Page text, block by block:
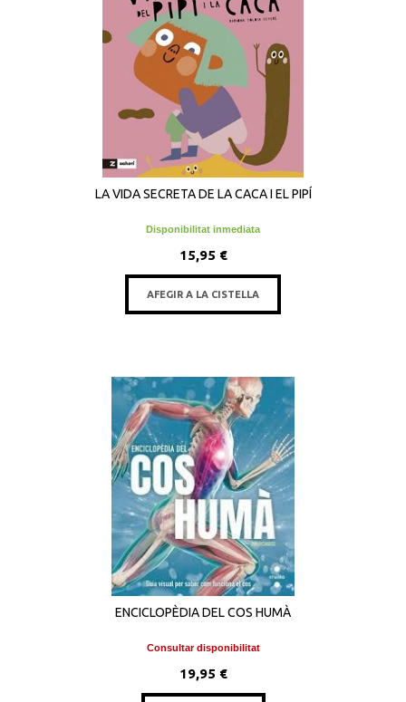
LA VIDA SECRETA DE LA CACA I EL PIPÍ
Disponibilitat inmediata
15,95 €
AFEGIR A LA CISTELLA
ENCICLOPÈDIA DEL COS HUMÀ
Consultar disponibilitat
19,95 €